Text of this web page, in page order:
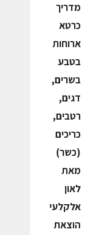
מדריך
כרטא
ארוחות
בטבע
בשרים,
דגים,
רטבים,
כריכים
(כשר)
מאת
לאון
אלקלעי
הוצאת